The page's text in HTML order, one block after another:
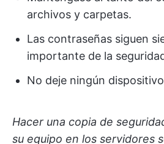
archivos y carpetas.
Las contraseñas siguen
importante de la
No deje ningún
Hacer una copia de
su equipo en los servidores